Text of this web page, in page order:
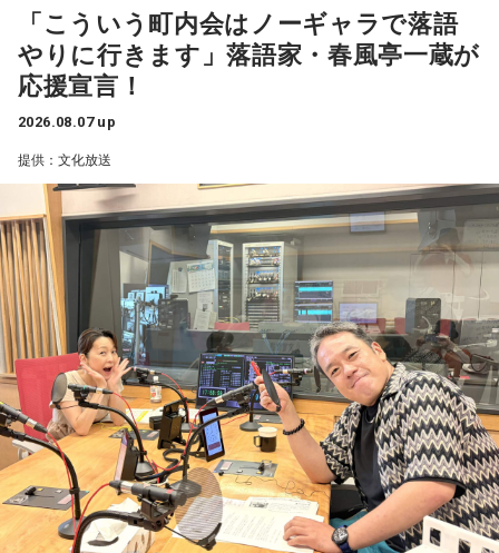
田潤にちなんだ“ハンバーグ”をプレゼント。遊び心あふれる企
画でリスナーも一緒に楽しめる内容となっている。そして、
スペシャルウィーク（8月24日～28日）は、毎日5名にシャイ
ンマスカットをプレゼント。真夏にぴったりなみずみずしさ
で、思わず「甘～い！」と声に出してしまうこと、間違いな
しだ。
スペシャルウィーク前週からスペシャルウィークまで、笑い
が詰まった2週間。この夏をより“旨く”、そして“サンキュ
ー！”な時間を届ける『ラジオビバリー昼ズ』は平日11時30分
から生放送。
ニッポン放送「高田文夫のラジオビバリー昼ズ」
■放送日時：2026年8月24日（月）～28日（金）11時30分～
13時
■出演者：
なったのかもよくわかない」
金子勝 「だって昔のブログでは、消費税の減税を批判してた
んですから」
1989年の導入以来、消費税の減税は初めてのこと。年約は5
兆円の減収となるものの、代替財源は示されていない。
財政が悪化し、円売りや国債売りを招く懸念もあるが……
金子「いかにも皇室典範をはじめとして、どんどん支持率が
下がり始めたので、またアベノミクスでバラマキをして甘い
汁をすすってもらって支持率を回復したいって発想しかな
い。なんでそんなことになるのか。もっと言うと、高市さん
を選んだ有権者の責任が問われる」
「こういう町内会はノーギャラで落語
やりに行きます」落語家・春風亭一蔵が
応援宣言！
2026.08.07 up
提供：文化放送